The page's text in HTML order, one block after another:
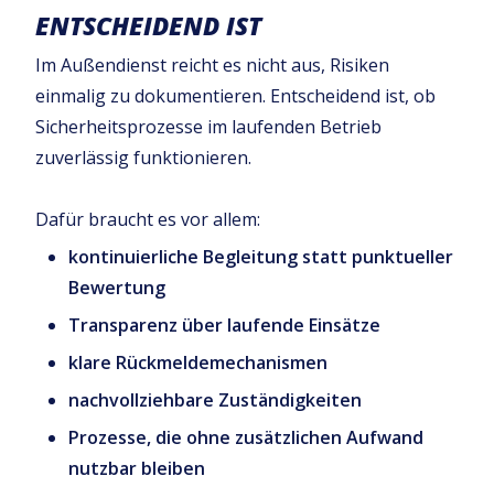
NTSCHEIDEND IST
Im Außendienst reicht es nicht aus, Risiken
einmalig zu dokumentieren. Entscheidend ist, ob
Sicherheitsprozesse im laufenden Betrieb
zuverlässig funktionieren.
Dafür braucht es vor allem:
kontinuierliche Begleitung statt punktueller
Bewertung
Transparenz über laufende Einsätze
klare Rückmeldemechanismen
nachvollziehbare Zuständigkeiten
Prozesse, die ohne zusätzlichen Aufwand
nutzbar bleiben